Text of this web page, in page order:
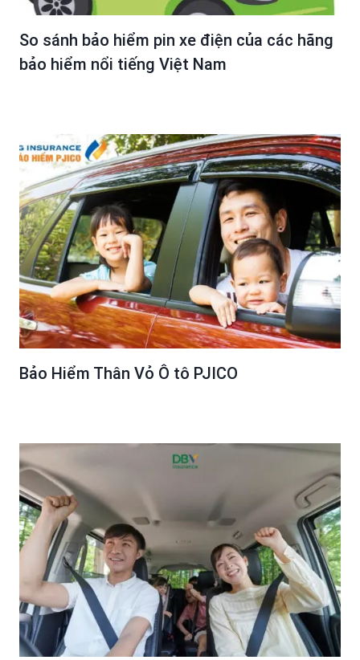
So sánh bảo hiểm pin xe điện của các hãng
bảo hiểm nổi tiếng Việt Nam
Bảo Hiểm Thân Vỏ Ô tô PJICO